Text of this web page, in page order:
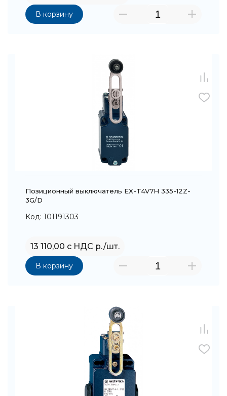
В корзину
Позиционный выключатель EX-T4V7H 335-12Z-
3G/D
Код: 101191303
13 110,00 с НДС р./шт.
В корзину